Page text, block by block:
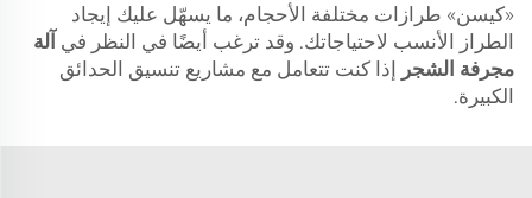
«كيسن» طرازات مختلفة الأحجام، ما يسهّل عليك إيجاد
الطراز الأنسب لاحتياجاتك. وقد ترغب أيضًا في النظر في آلة
مجرفة الشجر
إذا كنت تتعامل مع مشاريع تنسيق الحدائق
الكبيرة.